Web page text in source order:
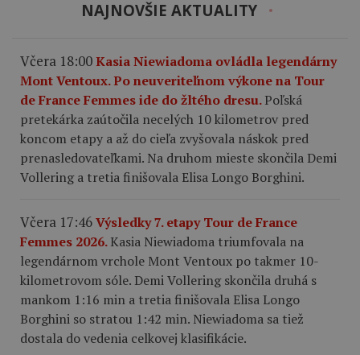
NAJNOVŠIE AKTUALITY
Včera 18:00Kasia Niewiadoma ovládla legendárny
Mont Ventoux. Po neuveriteľnom výkone na Tour
de France Femmes ide do žltého dresu.Poľská
pretekárka zaútočila necelých 10 kilometrov pred
koncom etapy a až do cieľa zvyšovala náskok pred
prenasledovateľkami. Na druhom mieste skončila Demi
Vollering a tretia finišovala Elisa Longo Borghini.
Včera 17:46Výsledky 7. etapy Tour de France
Femmes 2026.Kasia Niewiadoma triumfovala na
legendárnom vrchole Mont Ventoux po takmer 10-
kilometrovom sóle. Demi Vollering skončila druhá s
mankom 1:16 min a tretia finišovala Elisa Longo
Borghini so stratou 1:42 min. Niewiadoma sa tiež
dostala do vedenia celkovej klasifikácie.